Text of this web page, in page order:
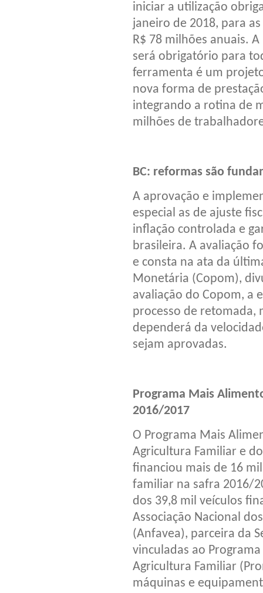
iniciar a utilização
janeiro de 2018, para
R$ 78 milhões anuais.
será obrigatório para
ferramenta é um
nova forma de
integrando a rotina de
milhões de
BC: reformas são
A aprovação e
especial as de ajuste
inflação controlada e
brasileira. A avaliação
e consta na ata da
Monetária (Copom),
avaliação do Copom, a
processo de retomada,
dependerá da
sejam aprovadas.
Programa Mais
2016/2017
O Programa Mais
Agricultura Familiar e
financiou mais de 16
familiar na safra 2016/
dos 39,8 mil veículos
Associação Nacional
(Anfavea), parceira da
vinculadas ao
Agricultura Familiar
máquinas e